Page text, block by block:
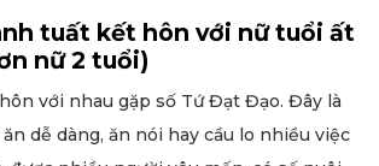
tuất kết hôn với nữ tuổi ất
nữ 2 tuổi)
với nhau gặp số Tứ Đạt Đạo. Đây là
dễ dàng, ăn nói hay cầu lo nhiều việc